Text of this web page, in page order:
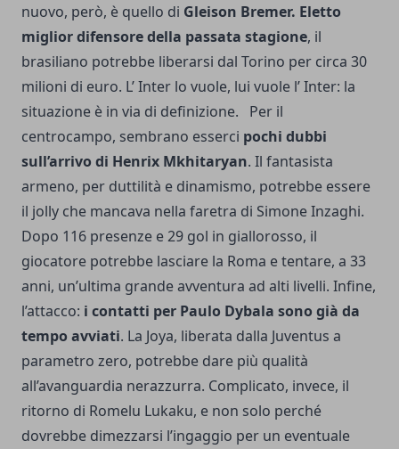
nuovo, però, è quello di Gleison Bremer. Eletto
miglior difensore della passata stagione, il
brasiliano potrebbe liberarsi dal Torino per circa 30
milioni di euro. L’ Inter lo vuole, lui vuole l’ Inter: la
situazione è in via di definizione. Per il
centrocampo, sembrano esserci pochi dubbi
sull’arrivo di Henrix Mkhitaryan. Il fantasista
armeno, per duttilità e dinamismo, potrebbe essere
il jolly che mancava nella faretra di Simone Inzaghi.
Dopo 116 presenze e 29 gol in giallorosso, il
giocatore potrebbe lasciare la Roma e tentare, a 33
anni, un’ultima grande avventura ad alti livelli. Infine,
l’attacco: i contatti per Paulo Dybala sono già da
tempo avviati. La Joya, liberata dalla Juventus a
parametro zero, potrebbe dare più qualità
all’avanguardia nerazzurra. Complicato, invece, il
ritorno di Romelu Lukaku, e non solo perché
dovrebbe dimezzarsi l’ingaggio per un eventuale